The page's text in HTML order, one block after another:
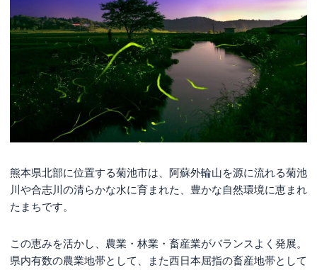
熊本県北部に位置する菊池市は、阿蘇外輪山を源に流れる菊池
川や合志川の清らかな水に育まれた、豊かな自然環境に恵まれ
たまちです。
この恵みを活かし、農業・林業・畜産業がバランスよく発展。
県内有数の農業地帯として、また西日本屈指の畜産地帯として